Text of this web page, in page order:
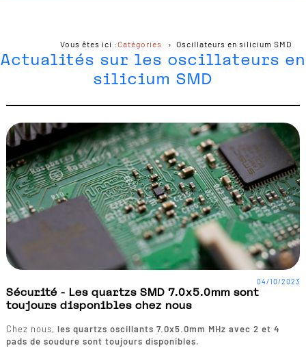
Vous êtes ici :Catégories Oscillateurs en silicium SMD
Actualités sur les oscillateurs en
silicium SMD
Sécurité - Les quartzs SMD 7.0x5.0mm sont
toujours disponibles chez nous
Chez nous, les quartzs oscillants 7.0x5.0mm MHz avec 2 et 4
pads de soudure sont toujours disponibles.
04/10/2023